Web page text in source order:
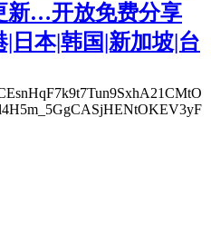
新…开放免费分享
|日本|韩国|新加坡|台